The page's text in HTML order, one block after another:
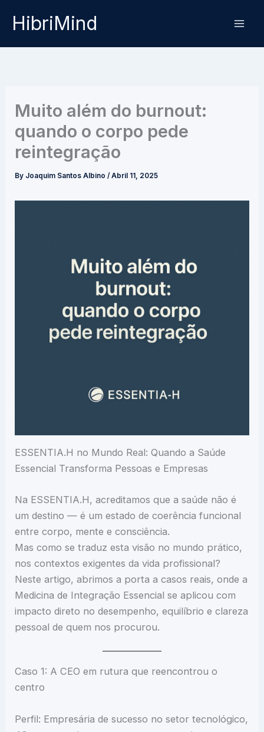
HibriMind
Muito além do burnout:
quando o corpo pede
reintegração
By Joaquim Santos Albino/Abril 11, 2025
ESSENTIA.H no Mundo Real: Quando a Saúde
Essencial Transforma Pessoas e Empresas
Na ESSENTIA.H, acreditamos que a saúde não é
um destino — é um estado de coerência funcional
entre corpo, mente e consciência.
Mas como se traduz esta visão no mundo prático,
nos contextos exigentes da vida profissional?
Neste artigo, abrimos a porta a casos reais, onde a
Medicina de Integração Essencial se aplicou com
impacto direto no desempenho, equilíbrio e clareza
pessoal de quem nos procurou.
Caso 1: A CEO em rutura que reencontrou o
centro
Perfil: Empresária de sucesso no setor tecnológico,